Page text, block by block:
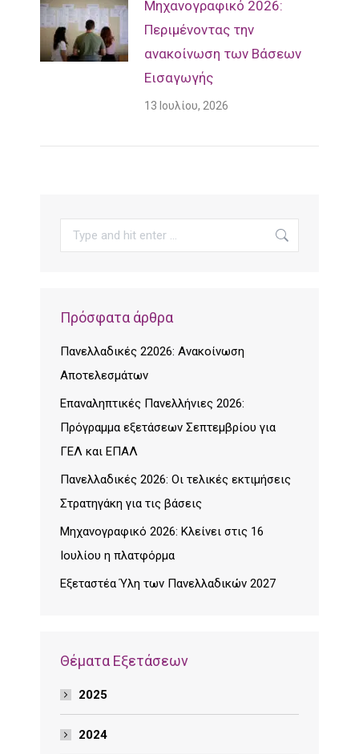
Mηχανογραφικό 2026:
Περιμένοντας την
ανακοίνωση των Βάσεων
Εισαγωγής
13 Ιουλίου, 2026
Search:
Πρόσφατα άρθρα
Πανελλαδικές 22026: Ανακοίνωση
Αποτελεσμάτων
Επαναληπτικές Πανελλήνιες 2026:
Πρόγραμμα εξετάσεων Σεπτεμβρίου για
ΓΕΛ και ΕΠΑΛ
Πανελλαδικές 2026: Οι τελικές εκτιμήσεις
Στρατηγάκη για τις βάσεις
Μηχανογραφικό 2026: Κλείνει στις 16
Ιουλίου η πλατφόρμα
Εξεταστέα Ύλη των Πανελλαδικών 2027
Θέματα Εξετάσεων
2025
2024